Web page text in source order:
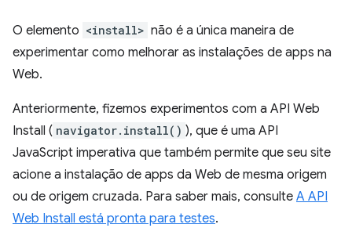
O elemento <install> não é a única maneira de
experimentar como melhorar as instalações de apps na
Web.
Anteriormente, fizemos experimentos com a API Web
Install ( navigator.install() ), que é uma API
JavaScript imperativa que também permite que seu site
acione a instalação de apps da Web de mesma origem
ou de origem cruzada. Para saber mais, consulte A API
Web Install está pronta para testes.